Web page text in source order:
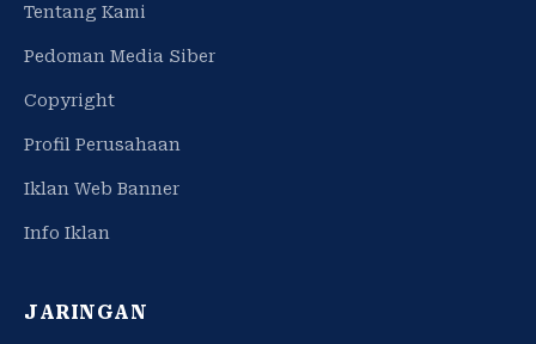
Tentang Kami
Pedoman Media Siber
Copyright
Profil Perusahaan
Iklan Web Banner
Info Iklan
JARINGAN